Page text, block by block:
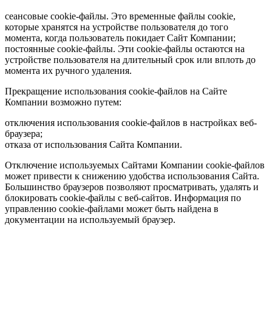
сеансовые cookie-файлы. Это временные файлы cookie,
которые хранятся на устройстве пользователя до того
момента, когда пользователь покидает Сайт Компании;
постоянные cookie-файлы. Эти cookie-файлы остаются на
устройстве пользователя на длительный срок или вплоть до
момента их ручного удаления.
Прекращение использования cookie-файлов на Сайте
Компании возможно путем:
отключения использования cookie-файлов в настройках веб-
браузера;
отказа от использования Сайта Компании.
Отключение используемых Сайтами Компании cookie-файлов
может привести к снижению удобства использования Сайта.
Большинство браузеров позволяют просматривать, удалять и
блокировать cookie-файлы c веб-сайтов. Информация по
управлению cookie-файлами может быть найдена в
документации на используемый браузер.